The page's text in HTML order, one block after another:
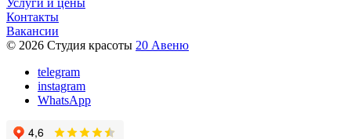
Услуги и цены
Контакты
Вакансии
© 2026 Студия красоты 20 Авеню
telegram
instagram
WhatsApp